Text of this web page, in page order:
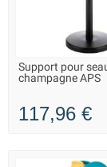
LIVRAISON 2 À
Support pour
champagne APS
117,96 €